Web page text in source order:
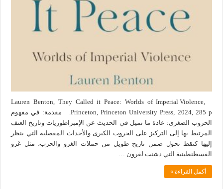
Lauren Benton, They Called it Peace: Worlds of Imperial Violence,
Princeton, Princeton University Press, 2024, 285 p. مقدمة: في مفهوم
الحروب الصغرى: عادة ما نميل في الحديث عن الإمبراطوريات وتاريخ العنف
المرتبط بها إلى التركيز على الحروب الكبرى والأحداث المفصلية التي ينظر
إليها كنقط تحول ضمن تاريخ طويل من حملات الغزو والحرب، مثل غزو
القسطنطينية التي دشنت لقرون …
أكمل القراءة »